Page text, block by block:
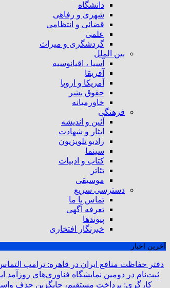
دانشگاه
شهری و رفاهی
قضائی و انتظامی
علمی
گردشگری و میراث
بین الملل
آسیا ، اقیانوسیه
آفریقا
آمریکا و اروپا
حقوق بشر
خاورمیانه
فرهنگی
آئین و اندیشه
ایثار و شهادت
رادیو تلویزیون
سینما
کتاب و ادبیات
تئاتر
موسیقی
دسترسی سریع
تماس با ما
تعرفه آگهی
پیوندها
خبرنگار افتخاری
آخرین اخبار
دفتر حفاظت منافع ایران در قاهره: ترامپ
ثبت‌نام در دومین نمایشگاه فناوری‌های روزآمد
کارگری: پرداخت مستقیم، جایگزین حذف